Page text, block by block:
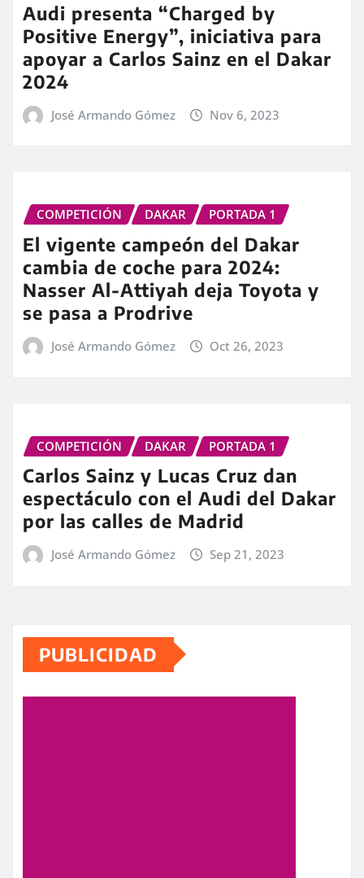
Audi presenta “Charged by
Positive Energy”, iniciativa para
apoyar a Carlos Sainz en el Dakar
2024
José Armando Gómez Nov 6, 2023
COMPETICIÓN DAKAR PORTADA 1
El vigente campeón del Dakar
cambia de coche para 2024:
Nasser Al-Attiyah deja Toyota y
se pasa a Prodrive
José Armando Gómez Oct 26, 2023
COMPETICIÓN DAKAR PORTADA 1
Carlos Sainz y Lucas Cruz dan
espectáculo con el Audi del Dakar
por las calles de Madrid
José Armando Gómez Sep 21, 2023
PUBLICIDAD